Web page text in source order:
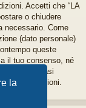
la
Accetti che “LA
o chiudere
necessario. Come
(dato personale)
queste
il tuo consenso, né
per qualsiasi
informazioni.